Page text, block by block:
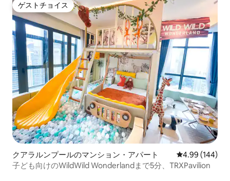
ゲストチョイス
ゲストチョイス
クアラルンプールのマンション・アパート レビュー144
4.99 (144)
子ども向けのWildWild Wonderlandまで5分、TRXPavilion